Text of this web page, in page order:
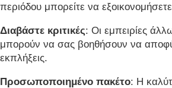
περιόδου μπορείτε να
Διαβάστε κριτικές: Οι εμπειρίες
μπορούν να σας βοηθήσουν να
εκπλήξεις.
Προσωποποιημένο πακέτο: Η